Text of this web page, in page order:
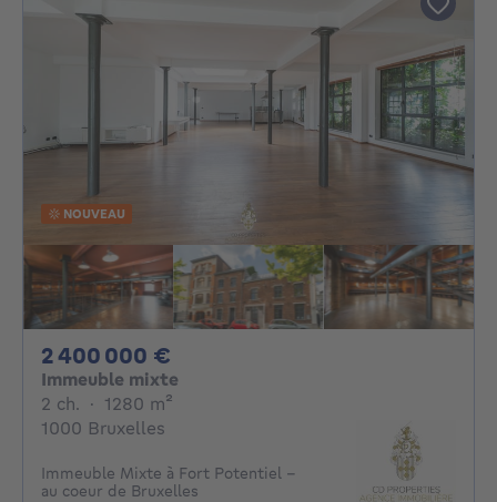
NOUVEAU
2 400 000 €
Immeuble mixte
2 ch. 2 chambres
· 1280 m²
1000 Bruxelles
Immeuble Mixte à Fort Potentiel -
au coeur de Bruxelles